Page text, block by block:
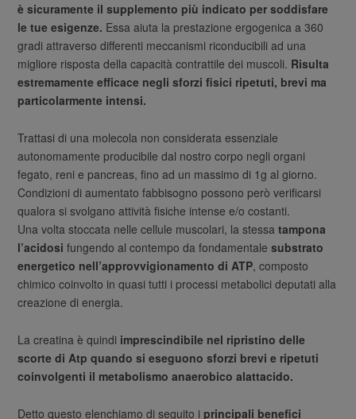
è sicuramente il supplemento più indicato per soddisfare
le tue esigenze. Essa aiuta la prestazione ergogenica a 360
gradi attraverso differenti meccanismi riconducibili ad una
migliore risposta della capacità contrattile dei muscoli. Risulta
estremamente efficace negli sforzi fisici ripetuti, brevi ma
particolarmente intensi.
Trattasi di una molecola non considerata essenziale
autonomamente producibile dal nostro corpo negli organi
fegato, reni e pancreas, fino ad un massimo di 1g al giorno.
Condizioni di aumentato fabbisogno possono però verificarsi
qualora si svolgano attività fisiche intense e/o costanti.
Una volta stoccata nelle cellule muscolari, la stessa tampona
l’acidosi fungendo al contempo da fondamentale substrato
energetico nell’approvvigionamento di ATP, composto
chimico coinvolto in quasi tutti i processi metabolici deputati alla
creazione di energia.
La creatina è quindi imprescindibile nel ripristino delle
scorte di Atp quando si eseguono sforzi brevi e ripetuti
coinvolgenti il metabolismo anaerobico alattacido.
Detto questo elenchiamo di seguito i principali benefici